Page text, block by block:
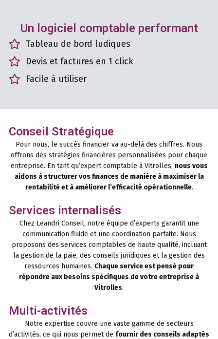
Un logiciel comptable performant
Tableau de bord ludiques
Devis et factures en 1 click
Facile à utiliser
Conseil Stratégique
Pour nous, le succès financier va au-delà des chiffres. Nous
offrons des stratégies financières personnalisées pour chaque
entreprise. En tant qu’expert comptable à Vitrolles, nous vous
aidons à structurer vos finances de manière à maximiser la
rentabilité et à améliorer l’efficacité opérationnelle.
Services internalisés
Chez Leandri Conseil, notre équipe d’experts garantit une
communication fluide et une coordination parfaite. Nous
proposons des services comptables de haute qualité, incluant
la gestion de la paie, des conseils juridiques et la gestion des
ressources humaines. Chaque service est pensé pour
répondre aux besoins spécifiques de votre entreprise à
Vitrolles.
Multi-activités
Notre expertise couvre une vaste gamme de secteurs
d’activités, ce qui nous permet de fournir des conseils adaptés